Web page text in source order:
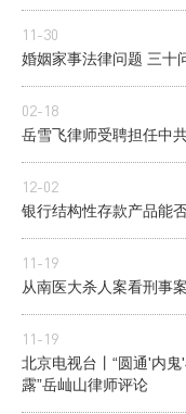
11-30
婚姻家事法律问题 三十
02-18
岳雪飞律师受聘担任中
12-02
银行结构性存款产品能
11-19
从南医大杀人案看刑事
11-19
北京电视台丨“圆通'内
露”岳屾山律师评论